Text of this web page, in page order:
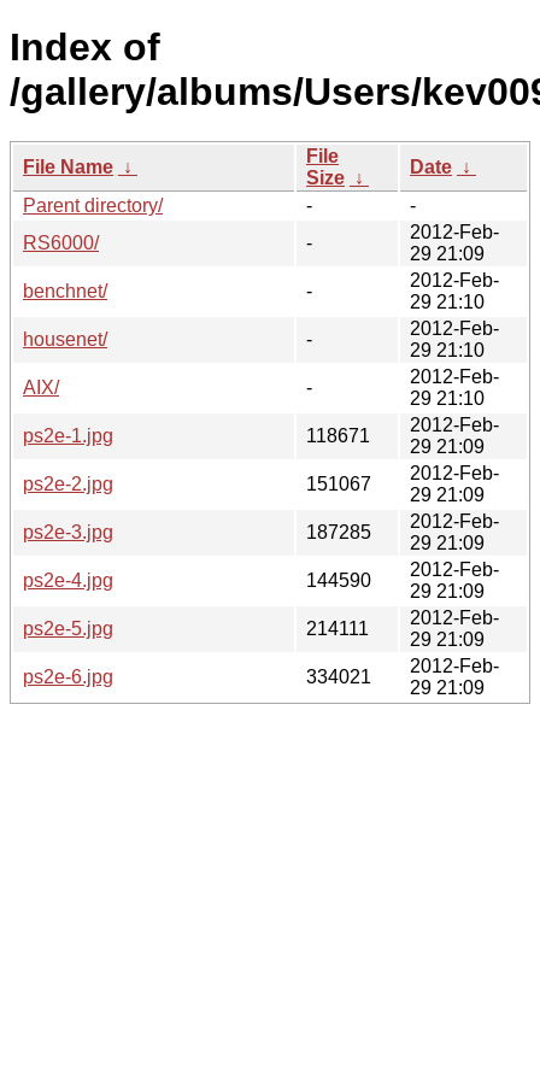
Index of
/gallery/albums/Users/
File Name ↓
File
Size ↓
Date ↓
Parent directory/
-
-
RS6000/
-
2012-Feb-
29 21:09
benchnet/
-
2012-Feb-
29 21:10
housenet/
-
2012-Feb-
29 21:10
AIX/
-
2012-Feb-
29 21:10
ps2e-1.jpg
118671
2012-Feb-
29 21:09
ps2e-2.jpg
151067
2012-Feb-
29 21:09
ps2e-3.jpg
187285
2012-Feb-
29 21:09
ps2e-4.jpg
144590
2012-Feb-
29 21:09
ps2e-5.jpg
214111
2012-Feb-
29 21:09
ps2e-6.jpg
334021
2012-Feb-
29 21:09